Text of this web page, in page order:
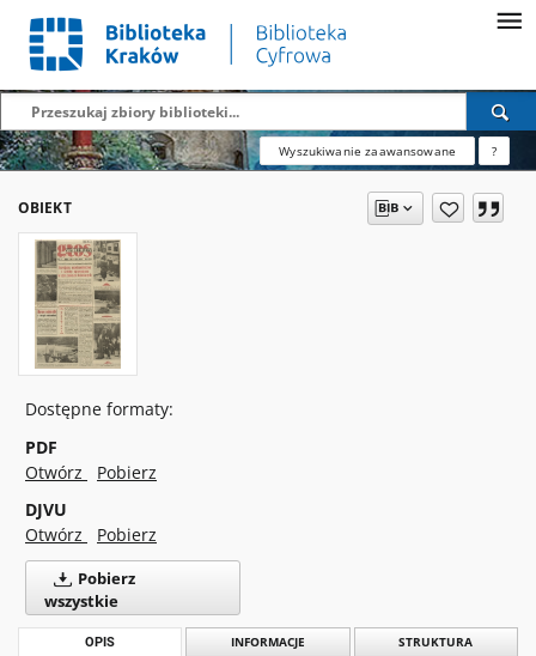
Wyszukiwanie zaawansowane ?
OBIEKT
Dostępne formaty:
PDF
Otwórz
Pobierz
DJVU
Otwórz
Pobierz
Pobierz
wszystkie
OPIS INFORMACJE STRUKTURA